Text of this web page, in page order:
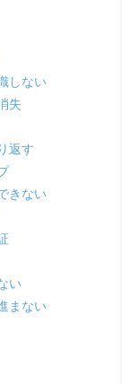
しない
失
返す
きない
い
まない